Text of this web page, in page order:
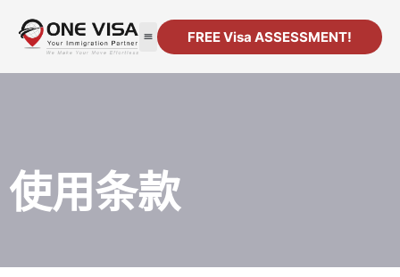
FREE Visa ASSESSMENT!
使用条款